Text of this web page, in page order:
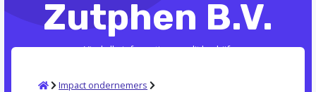
Zutphen B.V.
Vind alle informatie over dit bedrijf.
HomeImpact ondernemers